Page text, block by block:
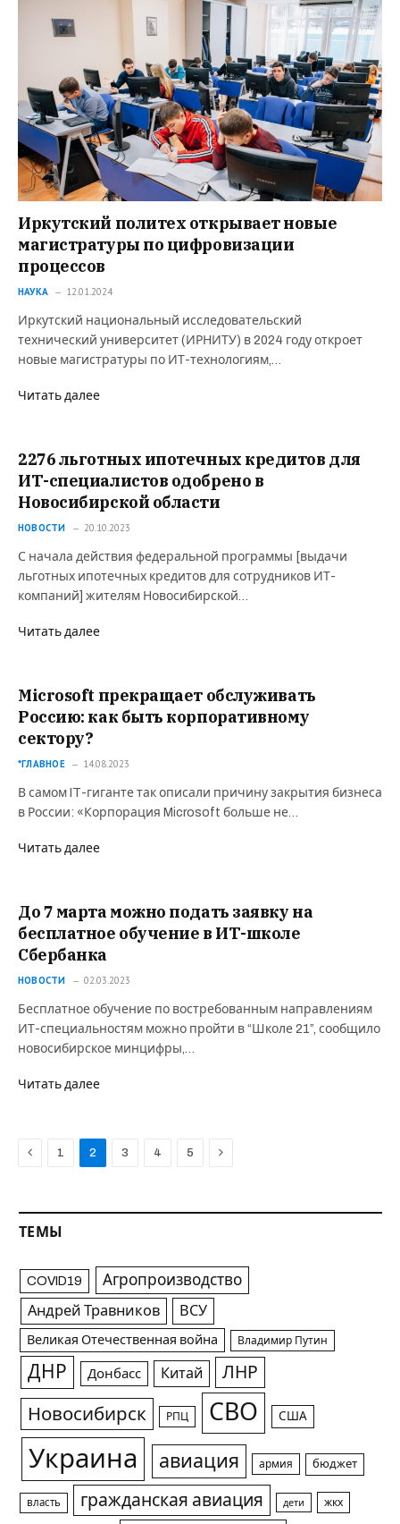
Иркутский политех открывает новые
магистратуры по цифровизации
процессов
НАУКА 12.01.2024
Иркутский национальный исследовательский
технический университет (ИРНИТУ) в 2024 году откроет
новые магистратуры по ИТ-технологиям,…
Читать далее
2276 льготных ипотечных кредитов для
ИТ-специалистов одобрено в
Новосибирской области
НОВОСТИ 20.10.2023
С начала действия федеральной программы [выдачи
льготных ипотечных кредитов для сотрудников ИТ-
компаний] жителям Новосибирской…
Читать далее
Microsoft прекращает обслуживать
Россию: как быть корпоративному
сектору?
*ГЛАВНОЕ 14.08.2023
В самом IT-гиганте так описали причину закрытия бизнеса
в России: «Корпорация Microsoft больше не…
Читать далее
До 7 марта можно подать заявку на
бесплатное обучение в ИТ-школе
Сбербанка
НОВОСТИ 02.03.2023
Бесплатное обучение по востребованным направлениям
ИТ-специальностям можно пройти в “Школе 21”, сообщило
новосибирское минцифры,…
Читать далее
Previous
1 2 3 4 5 Next
ТЕМЫ
COVID19 Агропроизводство
Андрей Травников ВСУ
Великая Отечественная война Владимир Путин
ДНР Донбасс Китай ЛНР
Новосибирск РПЦ СВО США
Украина авиация армия бюджет
власть гражданская авиация дети жкх